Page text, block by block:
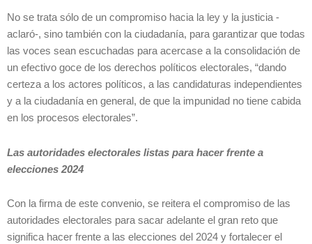
No se trata sólo de un compromiso hacia la ley y la justicia -
aclaró-, sino también con la ciudadanía, para garantizar que todas
las voces sean escuchadas para acercase a la consolidación de
un efectivo goce de los derechos políticos electorales, “dando
certeza a los actores políticos, a las candidaturas independientes
y a la ciudadanía en general, de que la impunidad no tiene cabida
en los procesos electorales”.
Las autoridades electorales listas para hacer frente a
elecciones 2024
Con la firma de este convenio, se reitera el compromiso de las
autoridades electorales para sacar adelante el gran reto que
significa hacer frente a las elecciones del 2024 y fortalecer el